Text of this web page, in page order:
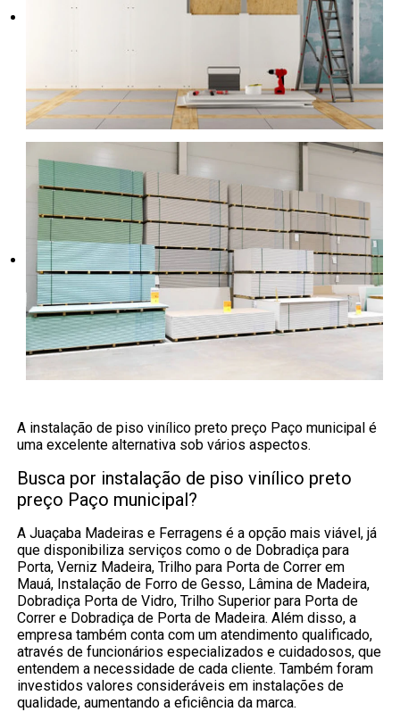
A instalação de piso vinílico preto preço Paço municipal é
uma excelente alternativa sob vários aspectos.
Busca por instalação de piso vinílico preto
preço Paço municipal?
A Juaçaba Madeiras e Ferragens é a opção mais viável, já
que disponibiliza serviços como o de Dobradiça para
Porta, Verniz Madeira, Trilho para Porta de Correr em
Mauá, Instalação de Forro de Gesso, Lâmina de Madeira,
Dobradiça Porta de Vidro, Trilho Superior para Porta de
Correr e Dobradiça de Porta de Madeira. Além disso, a
empresa também conta com um atendimento qualificado,
através de funcionários especializados e cuidadosos, que
entendem a necessidade de cada cliente. Também foram
investidos valores consideráveis em instalações de
qualidade, aumentando a eficiência da marca.